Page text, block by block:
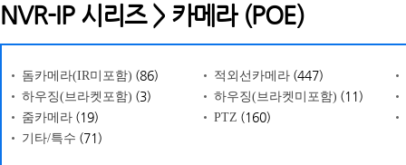
NVR-IP 시리즈 > 카메라 (POE)
돔카메라(IR미포함) (86) 적외선카메라 (447)
하우징(브라켓포함) (3) 하우징(브라켓미포함) (11)
줌카메라 (19) PTZ (160)
기타/특수 (71)